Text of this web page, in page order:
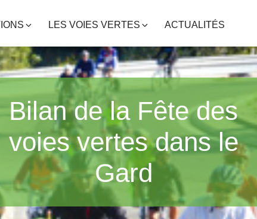
LES VOIES VERTES ACTUALITÉS
Bilan de la Fête des
voies vertes dans le
Gard